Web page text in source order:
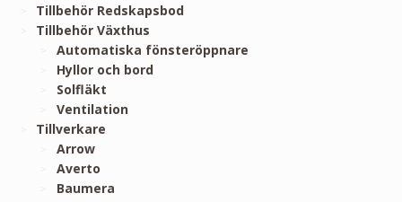
Tillbehör Redskapsbod
Tillbehör Växthus
Automatiska fönsteröppnare
Hyllor och bord
Solfläkt
Ventilation
Tillverkare
Arrow
Averto
Baumera